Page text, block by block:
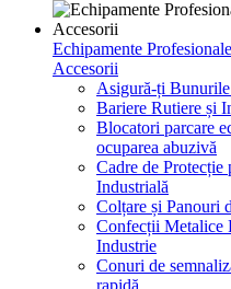
Echipamente
Accesorii
Asigură-ți
Bariere Rutiere și
Blocatori parcare
ocuparea abuzivă
Cadre de
Industrială
Colțare și Panouri
Confecții Metalice
Industrie
Conuri de
rapidă